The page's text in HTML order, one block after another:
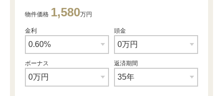
物件価格 1,580万円
金利 頭金
ボーナス 返済期間